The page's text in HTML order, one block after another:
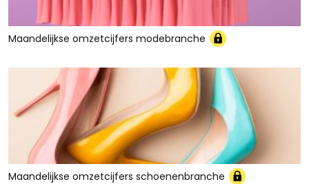
Maandelijkse omzetcijfers modebranche
Maandelijkse omzetcijfers schoenenbranche